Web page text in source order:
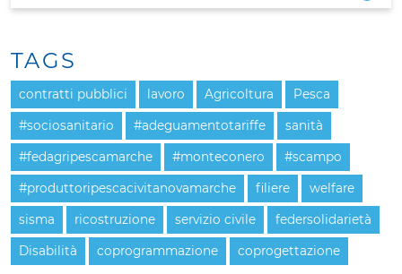
TAGS
contratti pubblici lavoro Agricoltura Pesca
#sociosanitario #adeguamentotariffe sanità
#fedagripescamarche #monteconero #scampo
#produttoripescacivitanovamarche filiere welfare
sisma ricostruzione servizio civile federsolidarietà
Disabilità coprogrammazione coprogettazione